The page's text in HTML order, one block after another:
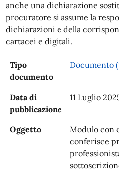
anche una dichiarazione
procuratore si assume la
dichiarazioni e della
cartacei e digitali.
Tipo
documento
Documento
Data di
pubblicazione
11 Luglio
Oggetto
Modulo con
conferisce